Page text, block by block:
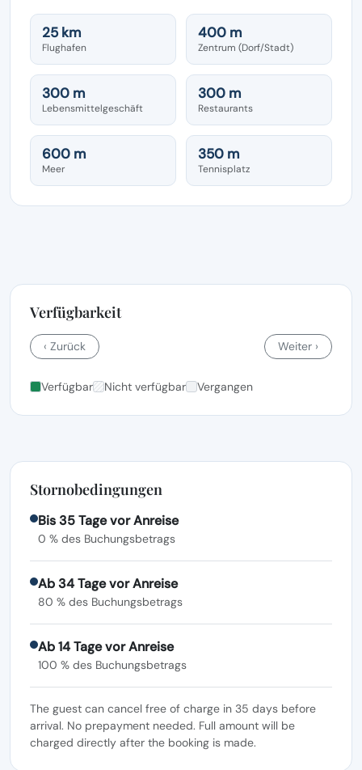
25 km
Flughafen
400 m
Zentrum (Dorf/Stadt)
300 m
Lebensmittelgeschäft
300 m
Restaurants
600 m
Meer
350 m
Tennisplatz
Verfügbarkeit
‹ Zurück Weiter ›
Verfügbar Nicht verfügbar Vergangen
Stornobedingungen
Bis 35 Tage vor Anreise
0 % des Buchungsbetrags
Ab 34 Tage vor Anreise
80 % des Buchungsbetrags
Ab 14 Tage vor Anreise
100 % des Buchungsbetrags
The guest can cancel free of charge in 35 days before
arrival. No prepayment needed. Full amount will be
charged directly after the booking is made.